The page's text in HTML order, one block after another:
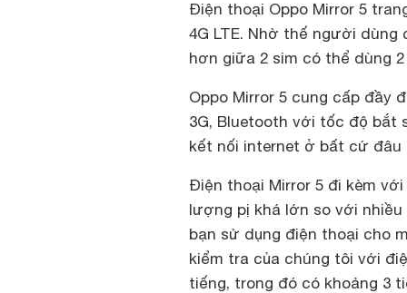
Điện thoại Oppo Mirror 5
4G LTE. Nhờ thế người
hơn giữa 2 sim có thể dùng
Oppo Mirror 5 cung cấp đầy
3G, Bluetooth với tốc độ bắt
kết nối internet ở bất cứ
Điện thoại Mirror 5 đi kèm
lượng pị khá lớn so với
bạn sử dụng điện thoại cho
kiểm tra của chúng tôi với
tiếng, trong đó có khoảng 3